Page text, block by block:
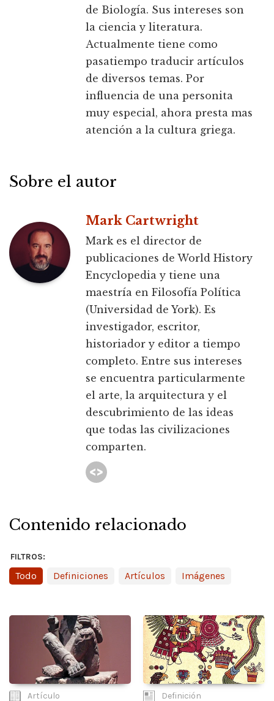
de Biología. Sus intereses son
la ciencia y literatura.
Actualmente tiene como
pasatiempo traducir artículos
de diversos temas. Por
influencia de una personita
muy especial, ahora presta mas
atención a la cultura griega.
Sobre el autor
Mark Cartwright
Mark es el director de
publicaciones de World History
Encyclopedia y tiene una
maestría en Filosofía Política
(Universidad de York). Es
investigador, escritor,
historiador y editor a tiempo
completo. Entre sus intereses
se encuentra particularmente
el arte, la arquitectura y el
descubrimiento de las ideas
que todas las civilizaciones
comparten.
Contenido relacionado
FILTROS:
Todo Definiciones Artículos Imágenes
Artículo Definición